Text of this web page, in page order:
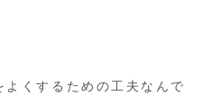
くするための工夫なんで